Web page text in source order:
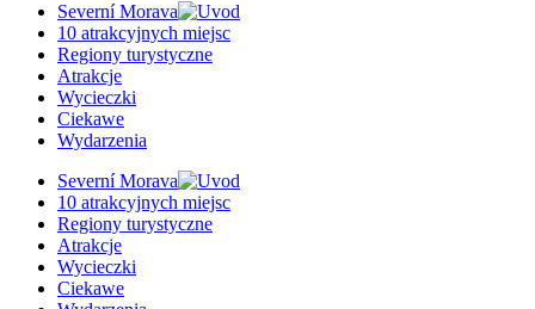
Severní Morava
10 atrakcyjnych miejsc
Regiony turystyczne
Atrakcje
Wycieczki
Ciekawe
Wydarzenia
Severní Morava
10 atrakcyjnych miejsc
Regiony turystyczne
Atrakcje
Wycieczki
Ciekawe